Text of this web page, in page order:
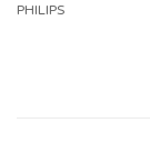
PHILIPS